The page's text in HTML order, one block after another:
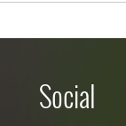
Social